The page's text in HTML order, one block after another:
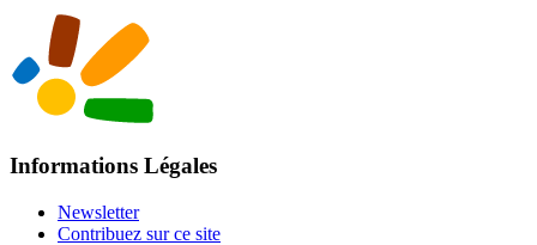
Informations Légales
Newsletter
Contribuez sur ce site